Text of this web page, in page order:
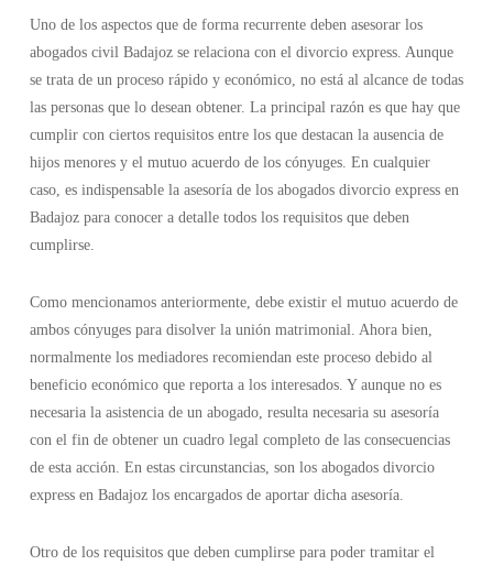
Uno de los aspectos que de forma recurrente deben asesorar los
abogados civil Badajoz se relaciona con el divorcio express. Aunque
se trata de un proceso rápido y económico, no está al alcance de todas
las personas que lo desean obtener. La principal razón es que hay que
cumplir con ciertos requisitos entre los que destacan la ausencia de
hijos menores y el mutuo acuerdo de los cónyuges. En cualquier
caso, es indispensable la asesoría de los abogados divorcio express en
Badajoz para conocer a detalle todos los requisitos que deben
cumplirse.
Como mencionamos anteriormente, debe existir el mutuo acuerdo de
ambos cónyuges para disolver la unión matrimonial. Ahora bien,
normalmente los mediadores recomiendan este proceso debido al
beneficio económico que reporta a los interesados. Y aunque no es
necesaria la asistencia de un abogado, resulta necesaria su asesoría
con el fin de obtener un cuadro legal completo de las consecuencias
de esta acción. En estas circunstancias, son los abogados divorcio
express en Badajoz los encargados de aportar dicha asesoría.
Otro de los requisitos que deben cumplirse para poder tramitar el